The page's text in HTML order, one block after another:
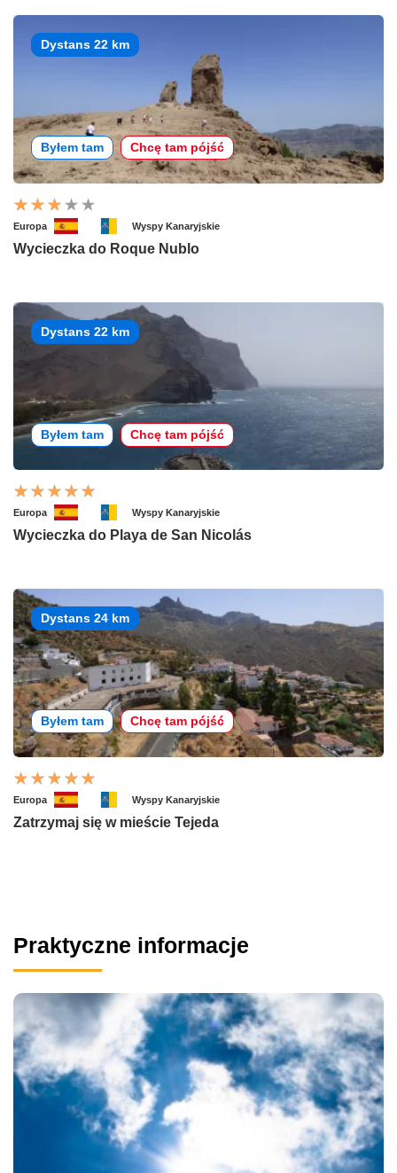
Dystans 22 km
Byłem tam Chcę tam pójść
Europa Wyspy Kanaryjskie
Wycieczka do Roque Nublo
Dystans 22 km
Byłem tam Chcę tam pójść
Europa Wyspy Kanaryjskie
Wycieczka do Playa de San Nicolás
Dystans 24 km
Byłem tam Chcę tam pójść
Europa Wyspy Kanaryjskie
Zatrzymaj się w mieście Tejeda
Praktyczne informacje